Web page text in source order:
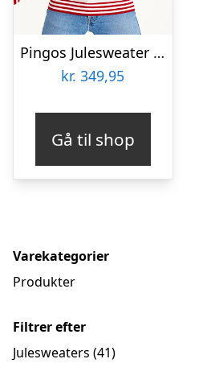
Pingos Julesweater LED – herre / mænd
kr. 349,95
Gå til shop
Varekategorier
Produkter
Filtrer efter
Julesweaters (41)